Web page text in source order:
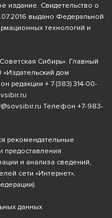
издание. Свидетельство о
выдано Федеральной
технологий и
Сибирь». Главный
«Издательский дом
редакции + 7 (383) 314-00-
Телефон +7-983-
рекомендательные
предоставления
и анализа сведений,
сети «Интернет»,
данных